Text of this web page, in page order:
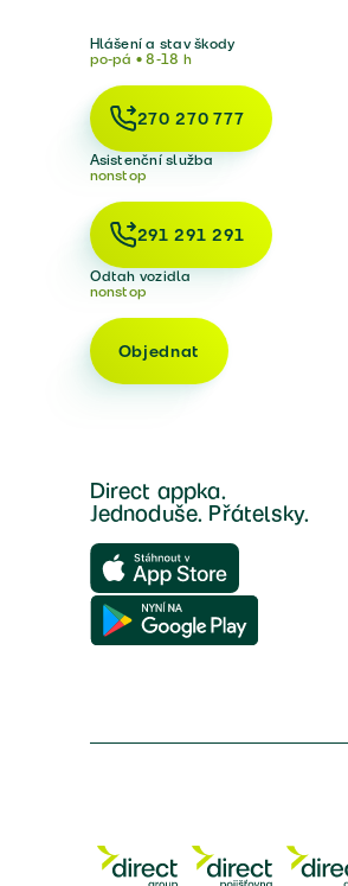
Hlášení a stav škody
po-pá • 8-18 h
270 270 777
Asistenční služba
nonstop
291 291 291
Odtah vozidla
nonstop
Objednat
Direct appka.
Jednoduše. Přátelsky.